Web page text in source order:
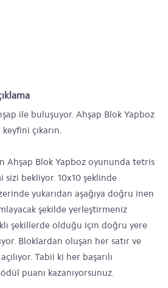
ile buluşuyor. Ahşap Blok Yapboz
çıkarın.
Ahşap Blok Yapboz oyununda tetris
bekliyor. 10x10 şeklinde
yukarıdan aşağıya doğru inen
şekilde yerleştirmeniz
şekillerde olduğu için doğru yere
Bloklardan oluşan her satır ve
Tabii ki her başarılı
puanı kazanıyorsunuz.